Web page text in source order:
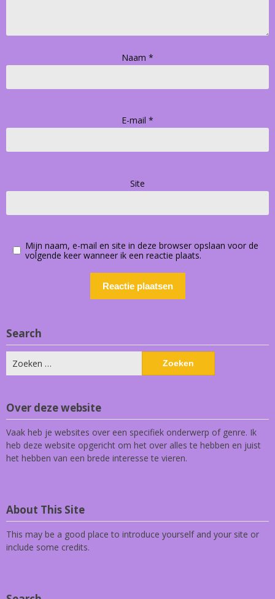
Naam *
E-mail *
Site
Mijn naam, e-mail en site in deze browser opslaan voor de
volgende keer wanneer ik een reactie plaats.
Search
naar:
Over deze website
Vaak heb je websites over een specifiek onderwerp of genre. Ik
heb deze website opgericht om het over alles te hebben en juist
het hebben van een brede interesse te vieren.
About This Site
This may be a good place to introduce yourself and your site or
include some credits.